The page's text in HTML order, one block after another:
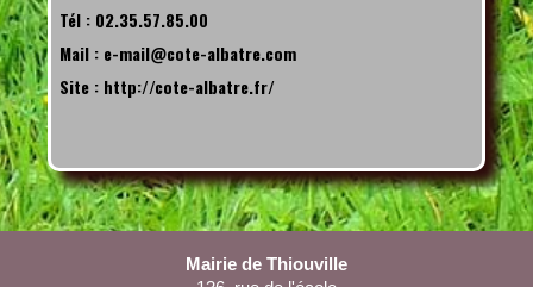
Tél : 02.35.57.85.00
Mail : e-mail@cote-albatre.com
Site : http://cote-albatre.fr/
Mairie de Thiouville